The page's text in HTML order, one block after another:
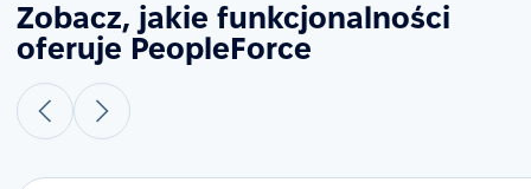
Zobacz, jakie funkcjonalności
oferuje PeopleForce